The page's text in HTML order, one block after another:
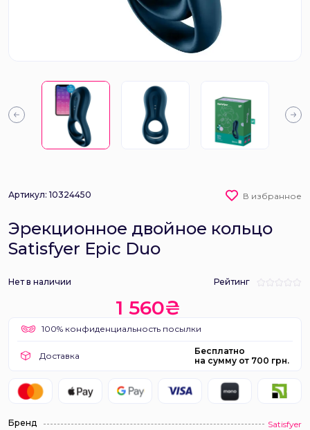
Артикул: 10324450 В избранное
Эрекционное двойное кольцо
Satisfyer Epic Duo
Нет в наличии Рейтинг
1 560₴
100% конфиденциальность посылки
Доставка
Бесплатно
на сумму от 700 грн.
Бренд Satisfyer